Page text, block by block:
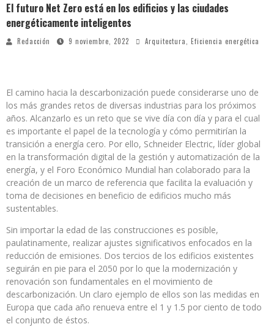
El futuro Net Zero está en los edificios y las ciudades
energéticamente inteligentes
Redacción 9 noviembre, 2022 Arquitectura, Eficiencia energética
El camino hacia la descarbonización puede considerarse uno de
los más grandes retos de diversas industrias para los próximos
años. Alcanzarlo es un reto que se vive día con día y para el cual
es importante el papel de la tecnología y cómo permitirían la
transición a energía cero. Por ello, Schneider Electric, líder global
en la transformación digital de la gestión y automatización de la
energía, y el Foro Económico Mundial han colaborado para la
creación de un marco de referencia que facilita la evaluación y
toma de decisiones en beneficio de edificios mucho más
sustentables.
Sin importar la edad de las construcciones es posible,
paulatinamente, realizar ajustes significativos enfocados en la
reducción de emisiones. Dos tercios de los edificios existentes
seguirán en pie para el 2050 por lo que la modernización y
renovación son fundamentales en el movimiento de
descarbonización. Un claro ejemplo de ellos son las medidas en
Europa que cada año renueva entre el 1 y 1.5 por ciento de todo
el conjunto de éstos.